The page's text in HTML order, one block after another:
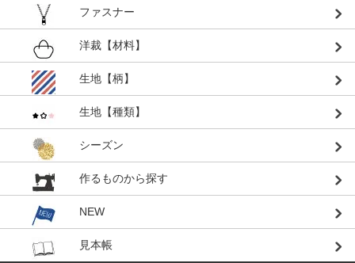
ファスナー
洋裁【材料】
生地【柄】
生地【種類】
シーズン
作るものから探す
NEW
見本帳